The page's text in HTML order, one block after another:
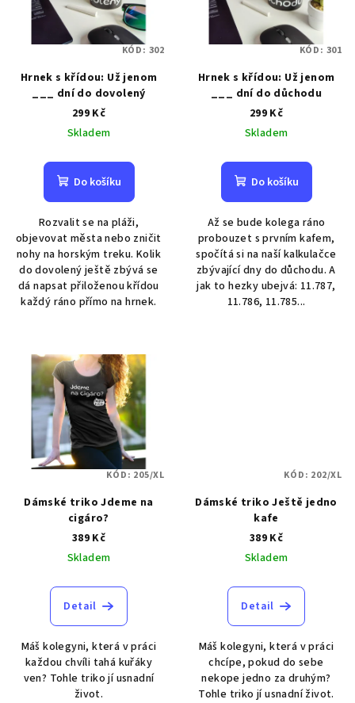
Hrnek s křídou: Už jenom
___ dní do dovolený
299 Kč
Skladem
Do košíku
Rozvalit se na pláži,
objevovat města nebo zničit
nohy na horským treku. Kolik
do dovolený ještě zbývá se
dá napsat přiloženou křídou
každý ráno přímo na hrnek.
KÓD: 302
Hrnek s křídou: Už jenom
___ dní do důchodu
299 Kč
Skladem
Do košíku
Až se bude kolega ráno
probouzet s prvním kafem,
spočítá si na naší kalkulačce
zbývající dny do důchodu. A
jak to hezky ubejvá: 11.787,
11.786, 11.785...
KÓD: 301
Dámské triko Jdeme na
cigáro?
389 Kč
Skladem
Detail
Máš kolegyni, která v práci
každou chvíli tahá kuřáky
ven? Tohle triko jí usnadní
život.
KÓD: 205/XL
Dámské triko Ještě jedno
kafe
389 Kč
Skladem
Detail
Máš kolegyni, která v práci
chcípe, pokud do sebe
nekope jedno za druhým?
Tohle triko jí usnadní život.
KÓD: 202/XL